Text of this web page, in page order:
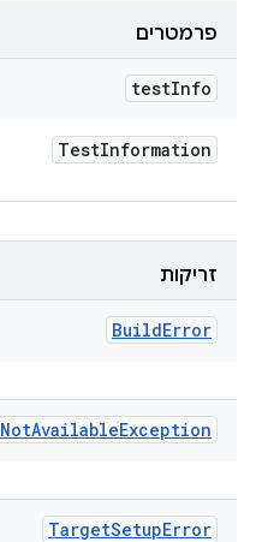
פרמטרים
testInfo
TestInformation
זריקות
BuildError
NotAvailableException
TargetSetupError